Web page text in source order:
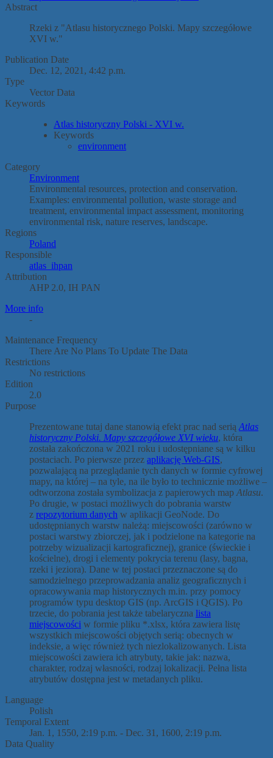
Abstract
Rzeki z "Atlasu historycznego Polski. Mapy szczegółowe
XVI w."
Publication Date
Dec. 12, 2021, 4:42 p.m.
Type
Vector Data
Keywords
Atlas historyczny Polski - XVI w.
Keywords
environment
Category
Environment
Environmental resources, protection and conservation.
Examples: environmental pollution, waste storage and
treatment, environmental impact assessment, monitoring
environmental risk, nature reserves, landscape.
Regions
Poland
Responsible
atlas_ihpan
Attribution
AHP 2.0, IH PAN
More info
-
Maintenance Frequency
There Are No Plans To Update The Data
Restrictions
No restrictions
Edition
2.0
Purpose
Prezentowane tutaj dane stanowią efekt prac nad serią Atlas
historyczny Polski. Mapy szczegółowe XVI wieku, która
została zakończona w 2021 roku i udostępniane są w kilku
postaciach. Po pierwsze przez aplikację Web-GIS,
pozwalającą na przeglądanie tych danych w formie cyfrowej
mapy, na której – na tyle, na ile było to technicznie możliwe –
odtworzona została symbolizacja z papierowych map Atlasu.
Po drugie, w postaci możliwych do pobrania warstw
z repozytorium danych w aplikacji GeoNode. Do
udostępnianych warstw należą: miejscowości (zarówno w
postaci warstwy zbiorczej, jak i podzielone na kategorie na
potrzeby wizualizacji kartograficznej), granice (świeckie i
kościelne), drogi i elementy pokrycia terenu (lasy, bagna,
rzeki i jeziora). Dane w tej postaci przeznaczone są do
samodzielnego przeprowadzania analiz geograficznych i
opracowywania map historycznych m.in. przy pomocy
programów typu desktop GIS (np. ArcGIS i QGIS). Po
trzecie, do pobrania jest także tabelaryczna lista
miejscowości w formie pliku *.xlsx, która zawiera listę
wszystkich miejscowości objętych serią: obecnych w
indeksie, a więc również tych niezlokalizowanych. Lista
miejscowości zawiera ich atrybuty, takie jak: nazwa,
charakter, rodzaj własności, rodzaj lokalizacji. Pełna lista
atrybutów dostępna jest w metadanych pliku.
Language
Polish
Temporal Extent
Jan. 1, 1550, 2:19 p.m. - Dec. 31, 1600, 2:19 p.m.
Data Quality